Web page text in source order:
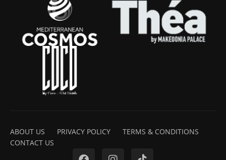
ABOUT US PRIVACY POLICY
TERMS & CONDITIONS
CONTACT US